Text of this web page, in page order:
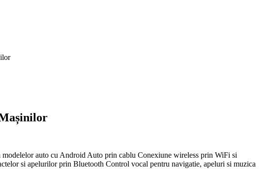
auto cu Android Auto prin cablu Conexiune wireless prin WiFi si
si apelurilor prin Bluetooth Control vocal pentru navigatie, apeluri si muzica